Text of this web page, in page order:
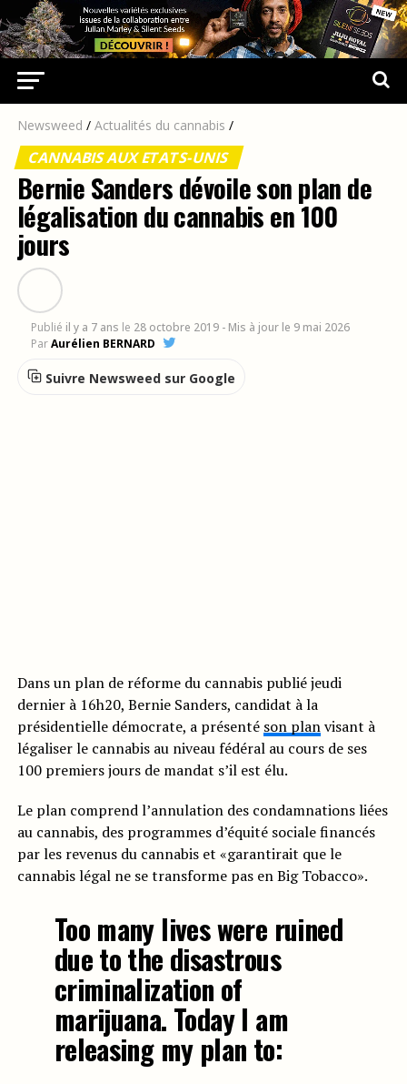
Newsweed / Actualités du cannabis /
CANNABIS AUX ETATS-UNIS
Bernie Sanders dévoile son plan de
légalisation du cannabis en 100
jours
Publié il y a 7 ans le 28 octobre 2019 - Mis à jour le 9 mai 2026
ParAurélien BERNARD
Suivre Newsweed sur Google
Dans un plan de réforme du cannabis publié jeudi
dernier à 16h20, Bernie Sanders, candidat à la
présidentielle démocrate, a présenté son planvisant à
légaliser le cannabis au niveau fédéral au cours de ses
100 premiers jours de mandat s’il est élu.
Le plan comprend l’annulation des condamnations liées
au cannabis, des programmes d’équité sociale financés
par les revenus du cannabis et «garantirait que le
cannabis légal ne se transforme pas en Big Tobacco».
Too many lives were ruined
due to the disastrous
criminalization of
marijuana. Today I am
releasing my plan to: